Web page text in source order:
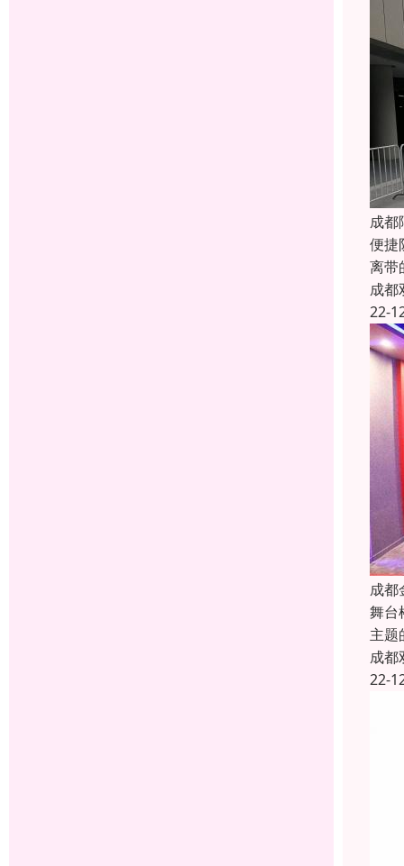
成都
便捷
离带
成都
22-
成都
舞台
主题
成都
22-